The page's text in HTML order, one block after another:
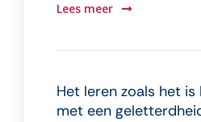
Lees meer
Het leren zoals het
met een